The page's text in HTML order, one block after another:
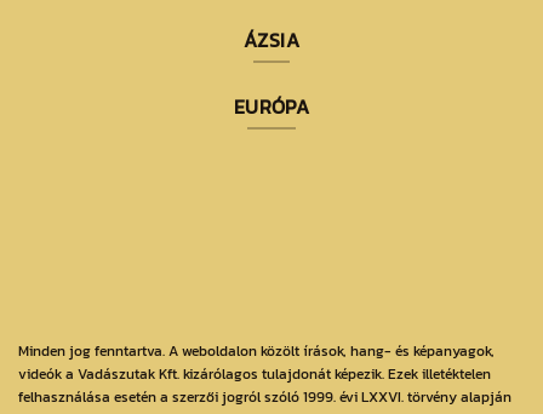
ÁZSIA
EURÓPA
Minden jog fenntartva. A weboldalon közölt írások, hang- és képanyagok,
videók a Vadászutak Kft. kizárólagos tulajdonát képezik. Ezek illetéktelen
felhasználása esetén a szerzői jogról szóló 1999. évi LXXVI. törvény alapján